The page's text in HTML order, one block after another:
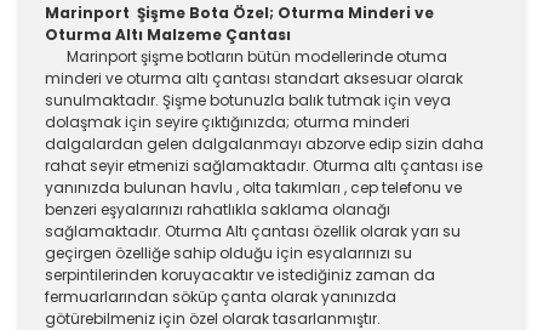
Marinport Şişme Bota Özel; Oturma Minderi ve
Oturma Altı Malzeme Çantası
Marinport şişme botların bütün modellerinde otuma
minderi ve oturma altı çantası standart aksesuar olarak
sunulmaktadır. Şişme botunuzla balık tutmak için veya
dolaşmak için seyire çıktığınızda; oturma minderi
dalgalardan gelen dalgalanmayı abzorve edip sizin daha
rahat seyir etmenizi sağlamaktadır. Oturma altı çantası ise
yanınızda bulunan havlu , olta takımları , cep telefonu ve
benzeri eşyalarınızı rahatlıkla saklama olanağı
sağlamaktadır. Oturma Altı çantası özellik olarak yarı su
geçirgen özelliğe sahip olduğu için esyalarınızı su
serpintilerinden koruyacaktır ve istediğiniz zaman da
fermuarlarından söküp çanta olarak yanınızda
götürebilmeniz için özel olarak tasarlanmıştır.